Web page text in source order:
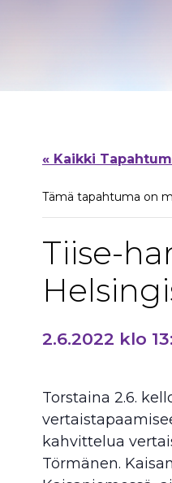
« Kaikki
Tämä tapahtuma on
Tiise-
2.6.2022 klo
Torstaina 2.6.
kahvittelua
Törmänen.